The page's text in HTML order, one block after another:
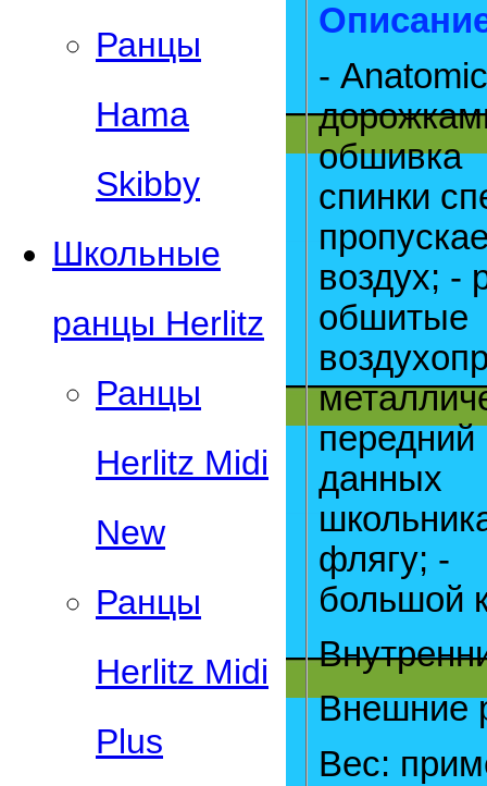
Ранцы
Hama
Skibby
Школьные
ранцы Herlitz
Ранцы
Herlitz Midi
New
Ранцы
Herlitz Midi
Plus
-
обшивка
спинки
воздух; -
обшитые
передний
данных
флягу; -
большой
Внешние
Вес: